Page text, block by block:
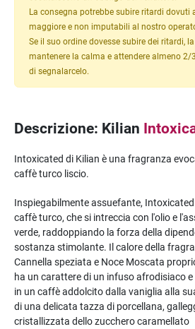
La consegna potrebbe subire ritardi dovuti
maggiore e non imputabili al nostro
Se il suo ordine dovesse subire dei ritardi,
mantenere la calma e attendere almeno
di segnalarcelo.
Descrizione: Kilian
Intoxicated di Kilian è una fragranza
caffè turco liscio.
Inspiegabilmente assuefante,
caffè turco, che si intreccia con l'olio e
verde, raddoppiando la forza della
sostanza stimolante. Il calore della
Cannella speziata e Noce Moscata
ha un carattere di un infuso afrodisiaco
in un caffè addolcito dalla vaniglia alla
di una delicata tazza di porcellana,
cristallizzata dello zucchero caramellato